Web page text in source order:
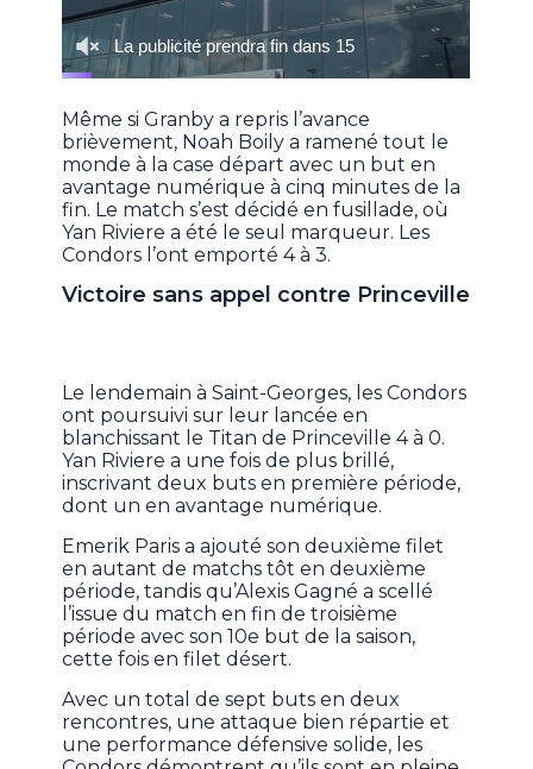
Même si Granby a repris l’avance
brièvement, Noah Boily a ramené tout le
monde à la case départ avec un but en
avantage numérique à cinq minutes de la
fin. Le match s’est décidé en fusillade, où
Yan Riviere a été le seul marqueur. Les
Condors l’ont emporté 4 à 3.
Victoire sans appel contre Princeville
Le lendemain à Saint-Georges, les Condors
ont poursuivi sur leur lancée en
blanchissant le Titan de Princeville 4 à 0.
Yan Riviere a une fois de plus brillé,
inscrivant deux buts en première période,
dont un en avantage numérique.
Emerik Paris a ajouté son deuxième filet
en autant de matchs tôt en deuxième
période, tandis qu’Alexis Gagné a scellé
l’issue du match en fin de troisième
période avec son 10e but de la saison,
cette fois en filet désert.
Avec un total de sept buts en deux
rencontres, une attaque bien répartie et
une performance défensive solide, les